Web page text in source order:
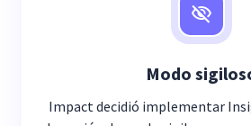
Modo
Impact decidió implementar